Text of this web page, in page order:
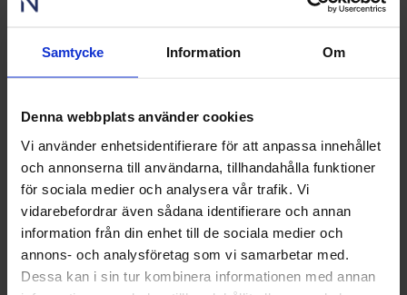
Samtycke Information Om
Denna webbplats använder cookies
Vi använder enhetsidentifierare för att anpassa innehållet
och annonserna till användarna, tillhandahålla funktioner
för sociala medier och analysera vår trafik. Vi
vidarebefordrar även sådana identifierare och annan
information från din enhet till de sociala medier och
annons- och analysföretag som vi samarbetar med.
Dessa kan i sin tur kombinera informationen med annan
Tre - Balkongdør - Innadslående balkongdør -
Nordiska Fönster
egenskapene. Balkongdører er perfekte for deg som ønsker
å slippe mye lys inn i hjemmet og skape følelsen av et
luftigere rom. Her har vi samlet alle balkongdører i forskjellige
materialer og serier.
KONTAKT OSS PÅ 23 96 33 34
Kundeservice